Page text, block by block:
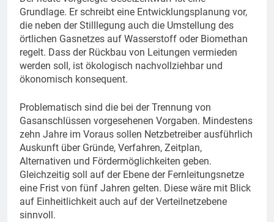
Grundlage. Er schreibt eine Entwicklungsplanung vor,
die neben der Stilllegung auch die Umstellung des
örtlichen Gasnetzes auf Wasserstoff oder Biomethan
regelt. Dass der Rückbau von Leitungen vermieden
werden soll, ist ökologisch nachvollziehbar und
ökonomisch konsequent.
Problematisch sind die bei der Trennung von
Gasanschlüssen vorgesehenen Vorgaben. Mindestens
zehn Jahre im Voraus sollen Netzbetreiber ausführlich
Auskunft über Gründe, Verfahren, Zeitplan,
Alternativen und Fördermöglichkeiten geben.
Gleichzeitig soll auf der Ebene der Fernleitungsnetze
eine Frist von fünf Jahren gelten. Diese wäre mit Blick
auf Einheitlichkeit auch auf der Verteilnetzebene
sinnvoll.